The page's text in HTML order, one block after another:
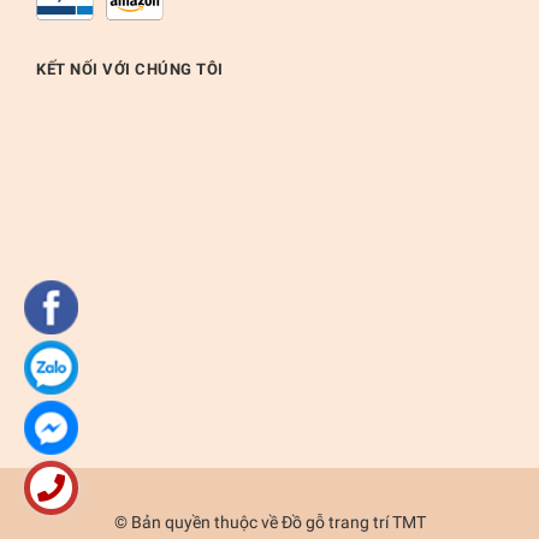
KẾT NỐI VỚI CHÚNG TÔI
© Bản quyền thuộc vềĐồ gỗ trang trí TMT